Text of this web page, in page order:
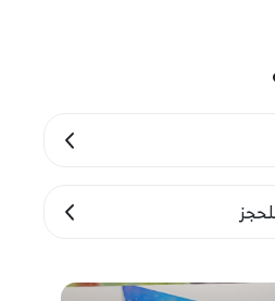
الأعمار
أيام الاسبوع لجميع الزوار